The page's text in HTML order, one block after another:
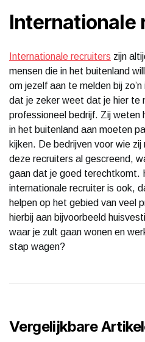
Internationale
Internationale recruiters zijn
mensen die in het buitenland
om jezelf aan te melden bij
dat je zeker weet dat je hier te
professioneel bedrijf. Zij weten
in het buitenland aan moeten
kijken. De bedrijven voor wie
deze recruiters al gescreend,
gaan dat je goed terechtkomt.
internationale recruiter is ook,
helpen op het gebied van veel
hierbij aan bijvoorbeeld
waar je zult gaan wonen en
stap wagen?
Vergelijkbare